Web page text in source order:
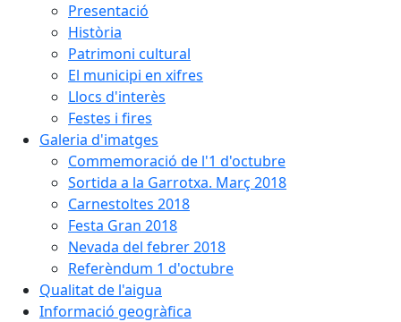
Presentació
Història
Patrimoni cultural
El municipi en xifres
Llocs d'interès
Festes i fires
Galeria d'imatges
Commemoració de l'1 d'octubre
Sortida a la Garrotxa. Març 2018
Carnestoltes 2018
Festa Gran 2018
Nevada del febrer 2018
Referèndum 1 d'octubre
Qualitat de l'aigua
Informació geogràfica